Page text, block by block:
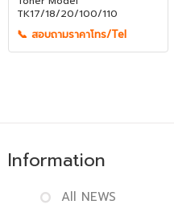
TK17/18/20/100/110
📞 สอบถามราคาโทร/Tel
Information
All NEWS